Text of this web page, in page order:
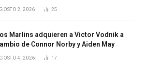
2, 2026 25
Marlins adquieren a Victor Vodnik a
de Connor Norby y Aiden May
4, 2026 17